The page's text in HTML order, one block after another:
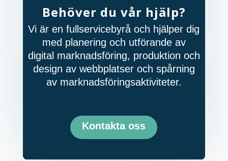
Behöver du vår hjälp?
Vi är en fullservicebyrå och hjälper dig
med planering och utförande av
digital marknadsföring, produktion och
design av webbplatser och spårning
av marknadsföringsaktiviteter.
Kontakta oss